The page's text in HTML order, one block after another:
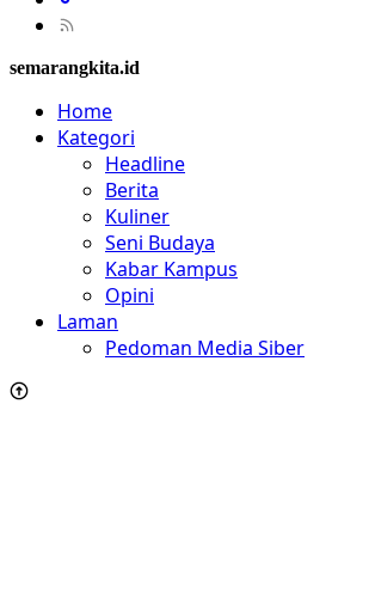
semarangkita.id
Home
Kategori
Headline
Berita
Kuliner
Seni Budaya
Kabar Kampus
Opini
Laman
Pedoman Media Siber